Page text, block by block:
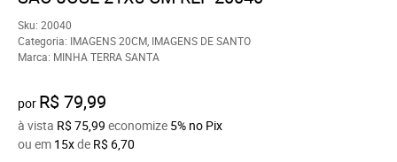
Sku: 20040
Categoria: IMAGENS 20CM IMAGENS DE SANTO
Marca: MINHA TERRA SANTA
por R$ 79,99
à vista R$ 75,99 economize 5% no Pix
ou em 15xde R$ 6,70